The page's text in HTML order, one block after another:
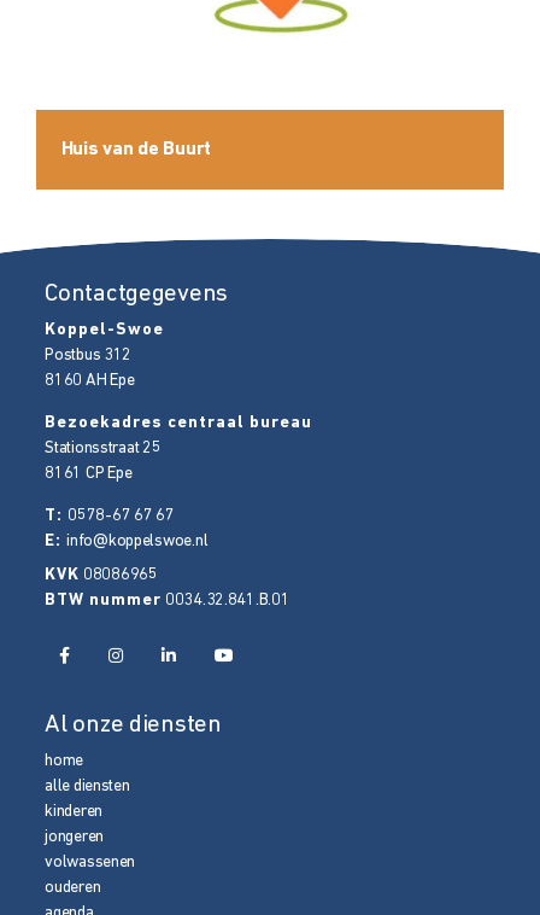
Huis van de Buurt
Contactgegevens
Koppel-Swoe
Postbus 312
8160 AH Epe
Bezoekadres centraal bureau
Stationsstraat 25
8161 CP Epe
T: 0578-67 67 67
E:info@koppelswoe.nl
KVK 08086965
BTW nummer 0034.32.841.B.01
Al onze diensten
home
alle diensten
kinderen
jongeren
volwassenen
ouderen